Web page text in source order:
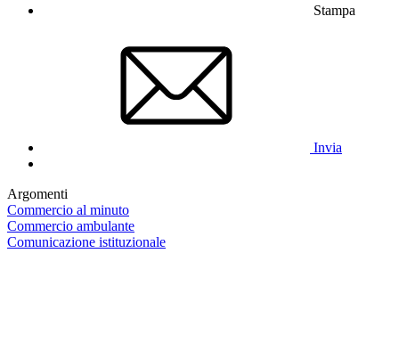
Stampa
Invia
Argomenti
Commercio al minuto
Commercio ambulante
Comunicazione istituzionale